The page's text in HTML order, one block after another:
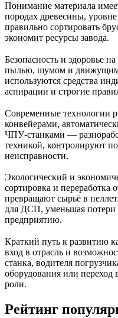
Понимание материала
породах древесины,
правильно сортировать
экономит ресурсы завода.
Безопасность и здоровье
пылью, шумом и
используются средства
аспирации и строгие
Современные технологии
конвейерами,
ЧПУ‑станками —
техникой, контролируют
неисправности.
Экологический и
сортировка и переработка
превращают сырьё в
для ДСП, уменьшая потери
предприятию.
Краткий путь к развитию
вход в отрасль и
станка, водителя
оборудования или
роли.
Рейтинг